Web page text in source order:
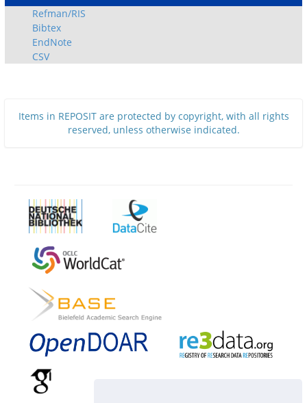
Refman/RIS
Bibtex
EndNote
CSV
Items in REPOSIT are protected by copyright, with all rights
reserved, unless otherwise indicated.